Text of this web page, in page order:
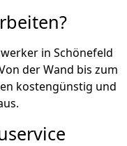
in Schönefeld
der Wand bis zum
kostengünstig und